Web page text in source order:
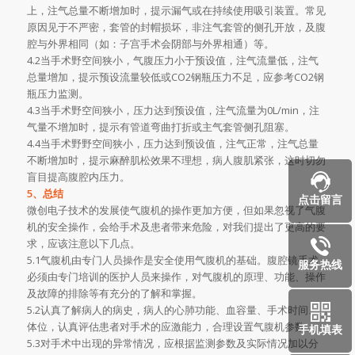
上，注气总量不断增加时，提示漏气或在持续使用吸引装置。常见
原因见于不严密，套管的封帽损坏，非注气套管的侧孔开放，及腹
腔与外界相同（如：子宫手术会阴部与外界相通）等。
4.2当手术野空间狭小，气腹压力小于预设值，注气流量低，注气
总量增加，提示预设流量较低或CO2钢瓶压力不足，应参考CO2钢
瓶压力监测。
4.3当手术野空间狭小，压力达到预设值，注气流量为0L/min，注
气量不增加时，提示有管道弯曲打折或主气套管侧孔阻塞。
4.4当手术野野空间狭小，压力达到预设值，注气正常，注气总量
不断增加时，提示麻醉肌松效果不理想，病人腹肌紧张，这时切勿
盲目提高腹腔内压力。
5、总结
微创电子技术的发展使气腹机的操作更加方便，但如果忽视了气腹
机的安全操作，会给手术及患者带来危险，对我们提出了更高的要
求，应该注意以下几点。
5.1气腹机由专门人员操作是安全使用气腹机的基础。腹腔镜手术
必须由专门培训的医护人员来操作，对气腹机的原理、功能、操作
及故障的排除等有充分的了解和掌握。
5.2认真了解病人的病史，病人的心肺功能、血容量、手术时间、
体位，认真评估患者对手术的应激能力，合理设置气腹机参数。
5.3对手术中出现的异常情况，应根据监测参数及实际情况加以分
点击留言
服务热线
手机填表